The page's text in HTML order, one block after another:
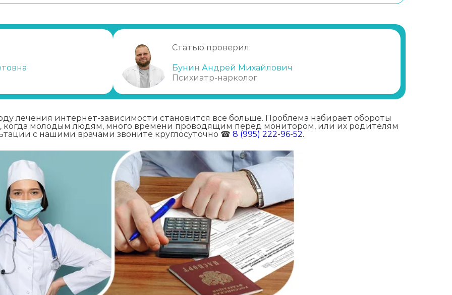
Статью проверил:
Бунин Андрей Михайлович
Психиатр-нарколог
лечения интернет-зависимости становится все больше. Проблема набирает обороты
когда молодым людям, много времени проводящим перед монитором, или их родителям
с нашими врачами звоните круглосуточно ☎ 8 (995) 222-96-52.